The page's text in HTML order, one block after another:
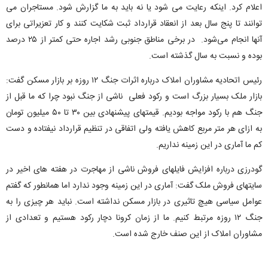
اعلام کرد. اینکه رعایت می شود یا نه باید به ما گزارش شود. مستاجران می
توانند تا پنج سال بعد از انعقاد قرارداد ثبت شکایت کنند و کار تعزیراتی برای
آنها انجام می‌شود. در برخی مناطق جنوبی رشد اجاره حتی کمتر از ۲۵ درصد
بوده و نسبت به سال گذشته است.
رئیس اتحادیه مشاوران املاک درباره اثرات جنگ ۱۲ روزه بر بازار مسکن گفت:
بازار ملک بسیار بزرگ است و رکود فعلی ناشی از جنگ نبود چرا که ما قبل از
جنگ هم با رکود مواجه بودیم. قیمتهای پیشنهادی بین ۳۰ تا ۵۰ میلیون تومان
به ازای هر متر مربع کاهش یافته ولی اتفاقی در تنظیم قرارداد نیفتاده و دست
کم ما آماری در این زمینه نداریم.
گودرزی درباره افزایش فایلهای فروش ناشی از مهاجرت در هفته های اخیر در
سایتهای فروش ملک گفت: آماری در این زمینه وجود ندارد اما همانطور که گفتم
عوامل سیاسی هیچ تاثیری در بازار مسکن نداشته است. نباید هر چیزی را به
جنگ ۱۲ روزه مرتبط کنیم. ما از زمان کرونا دچار رکود هستیم و تعدادی از
مشاوران املاک از این صنف خارج شده است.